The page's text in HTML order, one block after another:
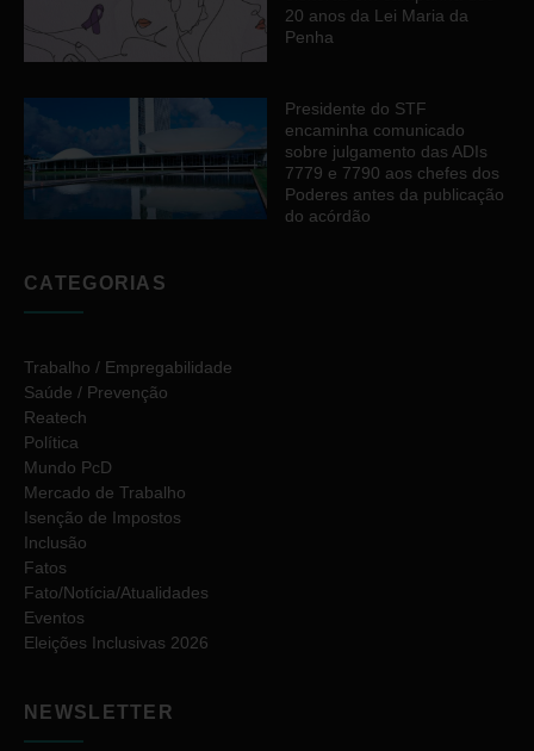
20 anos da Lei Maria da
Penha
Presidente do STF
encaminha comunicado
sobre julgamento das ADIs
7779 e 7790 aos chefes dos
Poderes antes da publicação
do acórdão
CATEGORIAS
Trabalho / Empregabilidade
Saúde / Prevenção
Reatech
Política
Mundo PcD
Mercado de Trabalho
Isenção de Impostos
Inclusão
Fatos
Fato/Notícia/Atualidades
Eventos
Eleições Inclusivas 2026
NEWSLETTER